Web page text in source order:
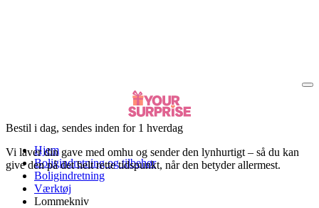
Bestil i dag, sendes inden for 1 hverdag
Vi laver din gave med omhu og sender den lynhurtigt – så du kan
give den på det helt rette tidspunkt, når den betyder allermest.
Hjem
Boligindretning og tilbehør
Boligindretning
Værktøj
Lommekniv